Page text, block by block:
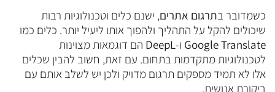
כשמדובר בתרגום אתרים, ישנם כלים וטכנולוגיות רבות
שיכולים להקל על התהליך ולהפוך אותו ליעיל יותר. כלים כמו
Google Translate ו-DeepL הם דוגמאות מצוינות
לטכנולוגיות מתקדמות בתחום. עם זאת, חשוב להבין שכלים
אלו לא תמיד מספקים תרגום מדויק ולכן יש לשלב אותם עם
ביקורת אנושית.